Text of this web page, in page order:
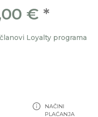
€ *
Loyalty programa
NAČINI
PLAĆANJA